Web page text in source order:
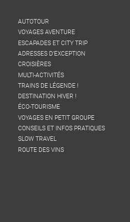
AUTOTOUR
VOYAGES AVENTURE
ESCAPADES ET CITY TRIP
ADRESSES D'EXCEPTION
CROISIÈRES
MULTI-ACTIVITÉS
TRAINS DE LÉGENDE !
DESTINATION HIVER !
ÉCO-TOURISME
VOYAGES EN PETIT GROUPE
CONSEILS ET INFOS PRATIQUES
SLOW TRAVEL
ROUTE DES VINS